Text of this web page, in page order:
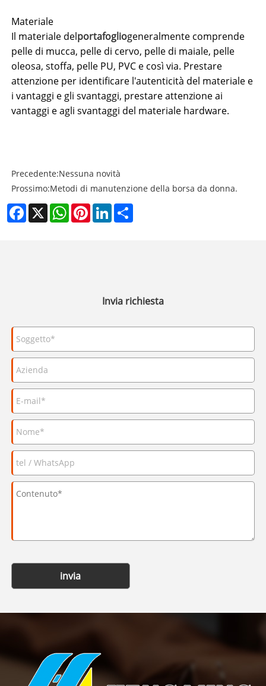
Materiale
Il materiale delportafogliogeneralmente comprende
pelle di mucca, pelle di cervo, pelle di maiale, pelle
oleosa, stoffa, pelle PU, PVC e così via. Prestare
attenzione per identificare l'autenticità del materiale e
i vantaggi e gli svantaggi, prestare attenzione ai
vantaggi e agli svantaggi del materiale hardware.
Precedente:Nessuna novità
Prossimo:Metodi di manutenzione della borsa da donna.
Facebook
X WhatsAppPinterestLinkedIn
Invia richiesta
invia